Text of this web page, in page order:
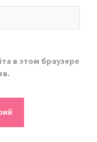
в этом браузере